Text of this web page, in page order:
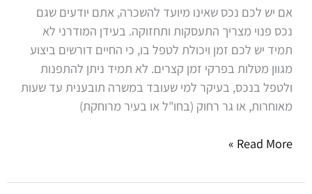
אם יש לכם נכס שאינו מיועד להשכרה, אתם יודעים שגם
נכס פנוי מצריך התעסקות ותחזוקה. בעידן המודרני לא
תמיד יש לכם זמן ויכולת לטפל בו, כי החיים דורשים ביצוע
מגוון מטלות בפרקי זמן קצרים. לא תמיד ניתן להתפנות
ולטפל בנכס, בעיקר למי שעובד במשרה תובענית עד שעות
מאוחרות, או גר רחוק (בחו"ל או בעיר מרוחקת)
Read More »